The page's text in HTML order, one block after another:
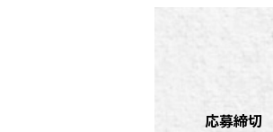
応募締切